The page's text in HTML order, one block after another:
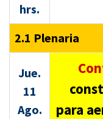
hrs.
2.1 Plenaria
Jue.
11
Ago.
para